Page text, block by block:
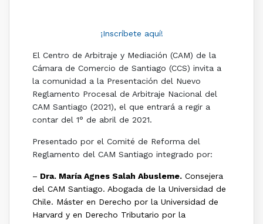
¡Inscríbete aquí!
El Centro de Arbitraje y Mediación (CAM) de la
Cámara de Comercio de Santiago (CCS) invita a
la comunidad a la Presentación del Nuevo
Reglamento Procesal de Arbitraje Nacional del
CAM Santiago (2021), el que entrará a regir a
contar del 1° de abril de 2021.
Presentado por el Comité de Reforma del
Reglamento del CAM Santiago integrado por:
– Dra. María Agnes Salah Abusleme.Consejera
del CAM Santiago. Abogada de la Universidad de
Chile. Máster en Derecho por la Universidad de
Harvard y en Derecho Tributario por la